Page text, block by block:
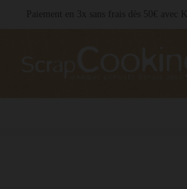
Livraison 24 / 48 h partout en France